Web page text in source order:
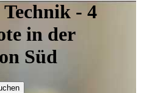
- 4
in der
Süd